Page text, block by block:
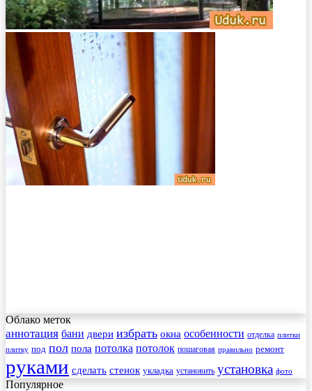
Облако меток
аннотация бани двери избрать окна особенности отделка плитки
плитку под пол пола потолка потолок пошаговая правильно ремонт
руками сделать стенок укладка установить установка фото
Популярное